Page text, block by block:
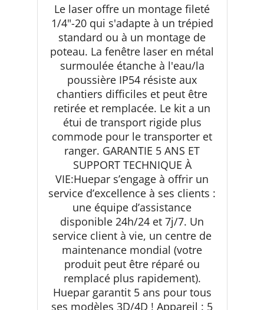
Le laser offre un montage fileté
1/4"-20 qui s'adapte à un trépied
standard ou à un montage de
poteau. La fenêtre laser en métal
surmoulée étanche à l'eau/la
poussière IP54 résiste aux
chantiers difficiles et peut être
retirée et remplacée. Le kit a un
étui de transport rigide plus
commode pour le transporter et
ranger. GARANTIE 5 ANS ET
SUPPORT TECHNIQUE À
VIE:Huepar s’engage à offrir un
service d’excellence à ses clients :
une équipe d’assistance
disponible 24h/24 et 7j/7. Un
service client à vie, un centre de
maintenance mondial (votre
produit peut être réparé ou
remplacé plus rapidement).
Huepar garantit 5 ans pour tous
ses modèles 3D/4D ! Appareil : 5